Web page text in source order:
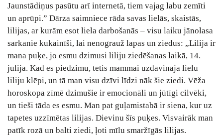
Jaunstādiņus pasūtu arī internetā, tiem vajag labu zemīti
un aprūpi.” Dārza saimniece rāda savas lielās, skaistās,
lilijas, ar kurām esot liela darbošanās ‒ visu laiku jānolasa
sarkanie kukainīši, lai nenograuž lapas un ziedus: „Lilija ir
mana puķe, jo esmu dzimusi liliju ziedēšanas laikā, 14.
jūlijā. Kad es piedzimu, tētis mammai uzdāvināja lielu
liliju klēpi, un tā man visu dzīvi līdzi nāk šie ziedi. Vēža
horoskopa zīmē dzimušie ir emocionāli un jūtīgi cilvēki,
un tieši tāda es esmu. Man pat guļamistabā ir siena, kur uz
tapetes uzzīmētas lilijas. Dievinu šīs puķes. Visvairāk man
patīk rozā un balti ziedi, ļoti mīlu smaržīgās lilijas.